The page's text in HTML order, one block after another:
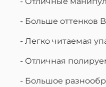
- Больше оттенков
- Легко читаемая
- Отличная
- Большое